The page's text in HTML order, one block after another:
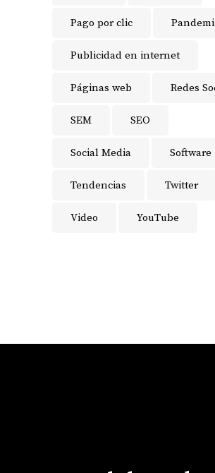
Pago por clic
Publicidad en internet
Páginas web Redes
SEM SEO
Social Media Software
Tendencias Twitter
Video YouTube